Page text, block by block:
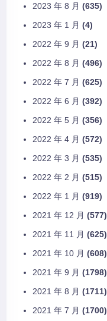
2023 年 8 月 (635)
2023 年 1 月 (4)
2022 年 9 月 (21)
2022 年 8 月 (496)
2022 年 7 月 (625)
2022 年 6 月 (392)
2022 年 5 月 (356)
2022 年 4 月 (572)
2022 年 3 月 (535)
2022 年 2 月 (515)
2022 年 1 月 (919)
2021 年 12 月 (577)
2021 年 11 月 (625)
2021 年 10 月 (608)
2021 年 9 月 (1798)
2021 年 8 月 (1711)
2021 年 7 月 (1700)